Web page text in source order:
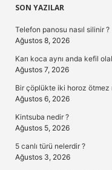
Sidebar
SON YAZILAR
Telefon panosu nasıl silinir ?
Ağustos 8, 2026
Karı koca aynı anda kefil
Ağustos 7, 2026
Bir çöplükte iki horoz ötmez
Ağustos 6, 2026
Kintsuba nedir ?
Ağustos 5, 2026
5 canlı türü nelerdir ?
Ağustos 3, 2026